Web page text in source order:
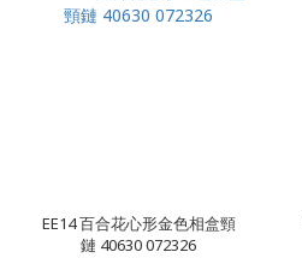
EE14 百合花心形金色相盒頸
鏈 40630 072326